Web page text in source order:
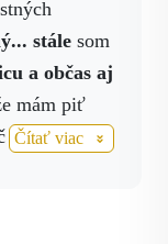
je v
takto.
si
poriadku.
stále som
a občas aj
mám piť
Čítať viac